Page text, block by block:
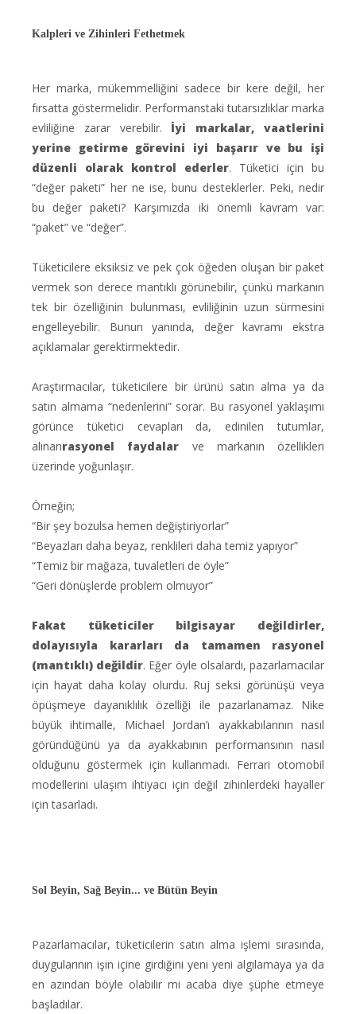
Kalpleri ve Zihinleri Fethetmek
Her marka, mükemmelliğini sadece bir kere değil, her
fırsatta göstermelidir. Performanstaki tutarsızlıklar marka
evliliğine zarar verebilir. İyi markalar, vaatlerini
yerine getirme görevini iyi başarır ve bu işi
düzenli olarak kontrol ederler. Tüketici için bu
“değer paketi” her ne ise, bunu desteklerler. Peki, nedir
bu değer paketi? Karşımızda iki önemli kavram var:
“paket” ve “değer”.
Tüketicilere eksiksiz ve pek çok öğeden oluşan bir paket
vermek son derece mantıklı görünebilir, çünkü markanın
tek bir özelliğinin bulunması, evliliğinin uzun sürmesini
engelleyebilir. Bunun yanında, değer kavramı ekstra
açıklamalar gerektirmektedir.
Araştırmacılar, tüketicilere bir ürünü satın alma ya da
satın almama “nedenlerini” sorar. Bu rasyonel yaklaşımı
görünce tüketici cevapları da, edinilen tutumlar,
alınanrasyonel faydalar ve markanın özellikleri
üzerinde yoğunlaşır.
Örneğin;
“Bir şey bozulsa hemen değiştiriyorlar”
“Beyazları daha beyaz, renklileri daha temiz yapıyor”
“Temiz bir mağaza, tuvaletleri de öyle”
“Geri dönüşlerde problem olmuyor”
Fakat tüketiciler bilgisayar değildirler,
dolayısıyla kararları da tamamen rasyonel
(mantıklı) değildir. Eğer öyle olsalardı, pazarlamacılar
için hayat daha kolay olurdu. Ruj seksi görünüşü veya
öpüşmeye dayanıklılık özelliği ile pazarlanamaz. Nike
büyük ihtimalle, Michael Jordan’ı ayakkabılarının nasıl
göründüğünü ya da ayakkabının performansının nasıl
olduğunu göstermek için kullanmadı. Ferrari otomobil
modellerini ulaşım ihtiyacı için değil zihinlerdeki hayaller
için tasarladı.
Sol Beyin, Sağ Beyin... ve Bütün Beyin
Pazarlamacılar, tüketicilerin satın alma işlemi sırasında,
duygularının işin içine girdiğini yeni yeni algılamaya ya da
en azından böyle olabilir mi acaba diye şüphe etmeye
başladılar.